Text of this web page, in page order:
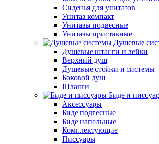
Сиденья для унитазов
Унитаз компакт
Унитазы подвесные
Унитазы приставные
Душевые
Душевые штанги и лейки
Верхний душ
Душевые стойки и системы
Боковой душ
Шланги
Биде и
Аксессуары
Биде подвесные
Биде напольные
Комплектующие
Писсуары